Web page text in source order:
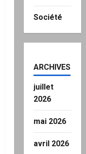
Société
ARCHIVES
juillet
2026
mai 2026
avril 2026